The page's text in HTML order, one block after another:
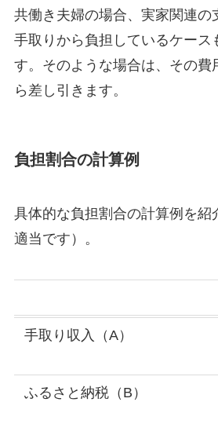
共働き夫婦の場合、実家関連の
手取りから負担しているケース
す。そのような場合は、その費
ら差し引きます。
負担割合の計算例
具体的な負担割合の計算例を紹
適当です）。
手取り収入（A）
ふるさと納税（B）